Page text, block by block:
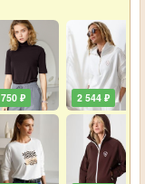
750 ₽ 2 544 ₽